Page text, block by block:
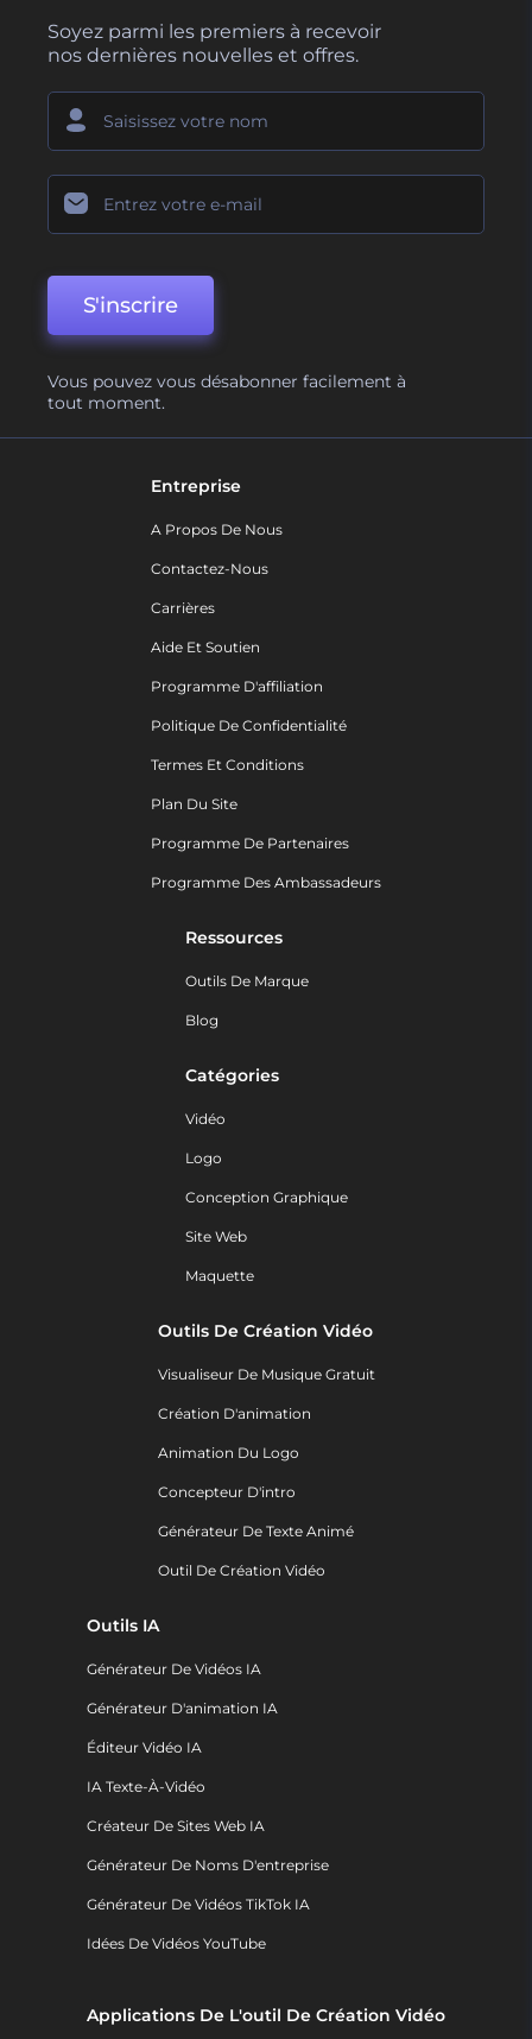
Soyez parmi les premiers à recevoir
nos dernières nouvelles et offres.
S'inscrire
Vous pouvez vous désabonner facilement à
tout moment.
Entreprise
A Propos De Nous
Contactez-Nous
Carrières
Aide Et Soutien
Programme D'affiliation
Politique De Confidentialité
Termes Et Conditions
Plan Du Site
Programme De Partenaires
Programme Des Ambassadeurs
Ressources
Outils De Marque
Blog
Catégories
Vidéo
Logo
Conception Graphique
Site Web
Maquette
Outils De Création Vidéo
Visualiseur De Musique Gratuit
Création D'animation
Animation Du Logo
Concepteur D'intro
Générateur De Texte Animé
Outil De Création Vidéo
Outils IA
Générateur De Vidéos IA
Générateur D'animation IA
Éditeur Vidéo IA
IA Texte-À-Vidéo
Créateur De Sites Web IA
Générateur De Noms D'entreprise
Générateur De Vidéos TikTok IA
Idées De Vidéos YouTube
Applications De L'outil De Création Vidéo